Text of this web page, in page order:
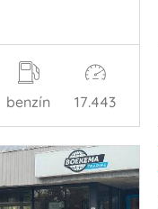
benzín 17.443